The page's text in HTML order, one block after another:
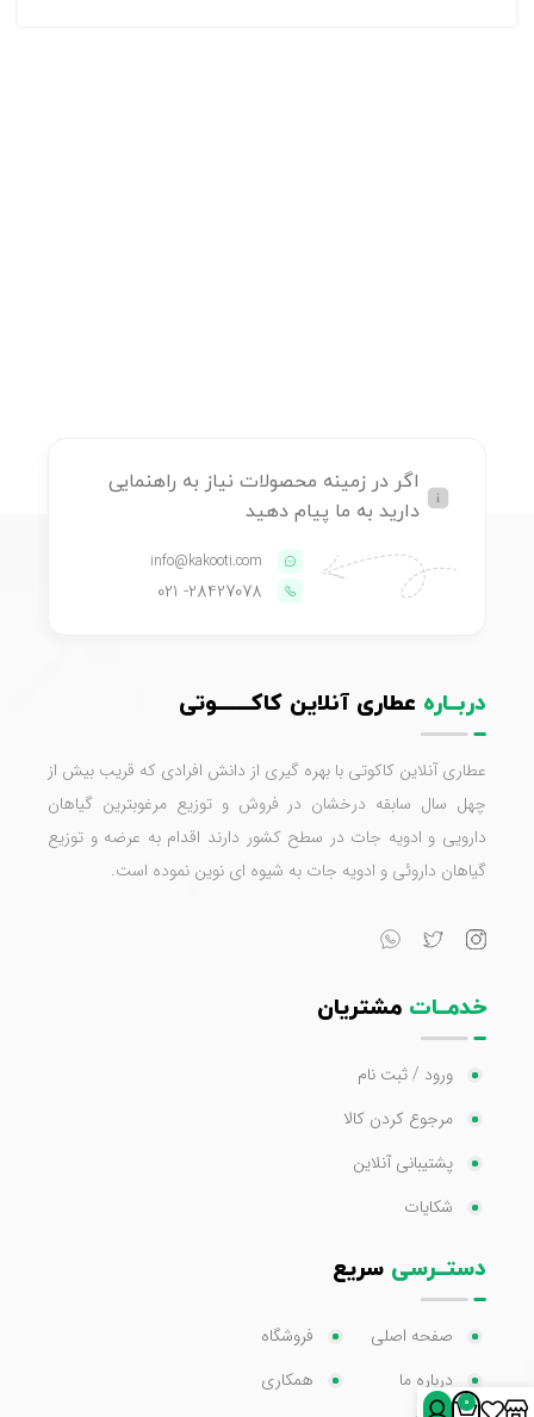
اگر در زمینه محصولات نیاز به راهنمایی
دارید به ما پیام دهید
info@kakooti.com
28427078
- 021
دربــاره عطاری آنلاین کاکـــــــوتی
عطاری آنلاین کاکوتی با بهره گیری از دانش افرادی که قریب بیش از
چهل سال سابقه درخشان در فروش و توزیع مرغوبترین گیاهان
دارویی و ادویه جات در سطح کشور دارند اقدام به عرضه و توزیع
گیاهان داروئی و ادویه جات به شیوه ای نوین نموده است.
خدمــات مشتریان
ورود / ثبت نام
مرجوع کردن کالا
پشتیبانی آنلاین
شکایات
دستــرسی سریع
صفحه اصلی
درباره ما
فروشگاه
همکاری
0